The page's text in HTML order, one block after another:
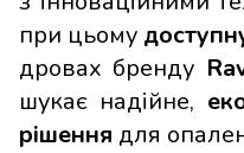
при цьому
дровах бренду
шукає надійне,
рішення для